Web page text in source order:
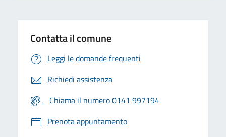
Contatta il comune
Leggi le domande frequenti
Richiedi assistenza
Chiama il numero 0141 997194
Prenota appuntamento